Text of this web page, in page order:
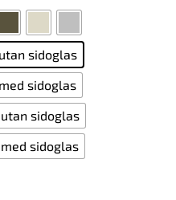
sidoglas
sidoglas
sidoglas
sidoglas